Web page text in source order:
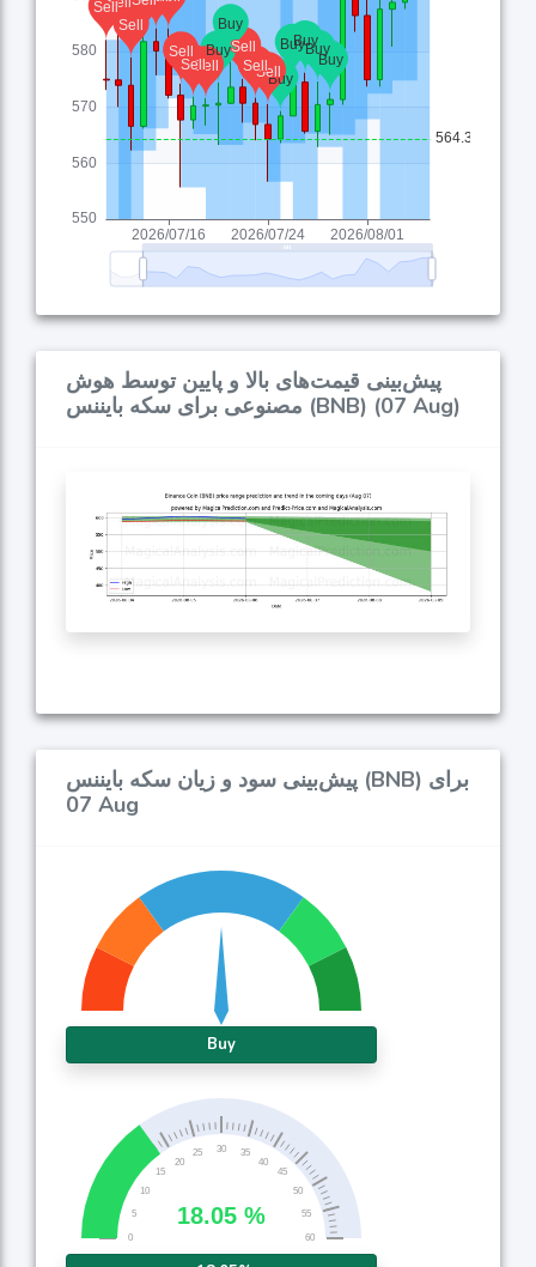
پیش‌بینی قیمت‌های بالا و پایین توسط هوش
مصنوعی برای سکه بایننس (BNB) (07 Aug)
پیش‌بینی سود و زیان سکه بایننس (BNB) برای
07 Aug
Buy